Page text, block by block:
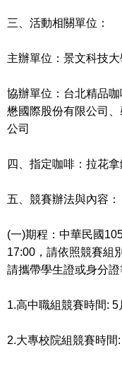
三、活動相關單位：
主辦單位：景文科技
協辦單位：台北精品
懋國際股份有限公司
公司
四、指定咖啡：拉花
五、競賽辦法與內容：
(一)期程：中華民國
17:00，請依照競賽組
請攜帶學生證或身分證
1.高中職組競賽時間:
2.大專校院組競賽時